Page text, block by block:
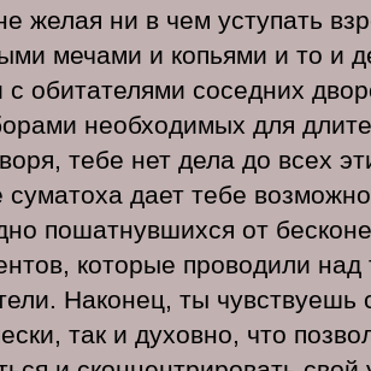
желая ни в чем уступать
мечами и копьями и то и
с обитателями соседних
необходимых для
тебе нет дела до всех
суматоха дает тебе
пошатнувшихся от
которые проводили
Наконец, ты чувствуешь
так и духовно, что